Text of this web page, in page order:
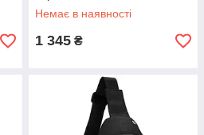
Немає в наявності
1 345 ₴